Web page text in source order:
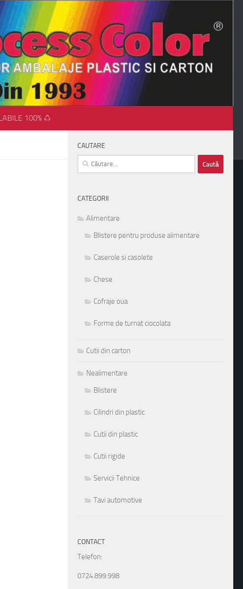
100% ♺
CAUTARE
Caută
după:
CATEGORII
Alimentare
Blistere pentru produse alimentare
Caserole si casolete
Chese
Cofraje oua
Forme de turnat ciocolata
Cutii din carton
Nealimentare
Blistere
Cilindri din plastic
Cutii din plastic
Cutii rigide
Servicii Tehnice
Tavi automotive
CONTACT
Telefon:
0724.899.998